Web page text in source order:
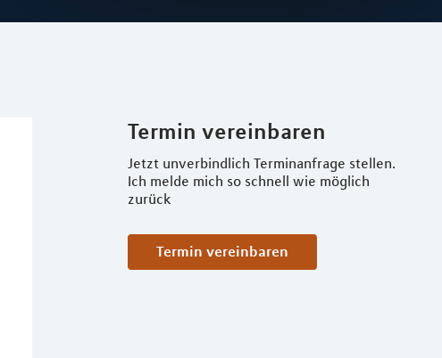
Termin vereinbaren
Jetzt unverbindlich Terminanfrage stellen.
Ich melde mich so schnell wie möglich
zurück
Termin vereinbaren